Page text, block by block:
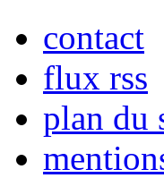
contact
flux rss
plan du